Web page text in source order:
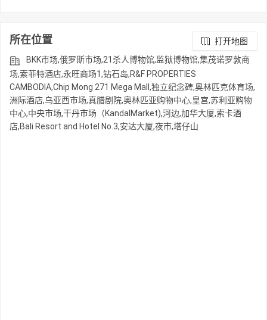
所在位置
打开地图
BKK市场,俄罗斯市场,21杀人博物馆,监狱博物馆,集茂诺罗敦商
场,索菲特酒店,永旺商场1,钻石岛,R&F PROPERTIES
CAMBODIA,Chip Mong 271 Mega Mall,独立纪念碑,奥林匹克体育场,
洲际酒店,乌亚西市场,真腊剧院,奥林匹亚购物中心,皇宫,苏利亚购物
中心,中央市场,干丹市场（KandalMarket),河边,加华大厦,索卡酒
店,Bali Resort and Hotel No.3,安达大厦,夜市,塔仔山